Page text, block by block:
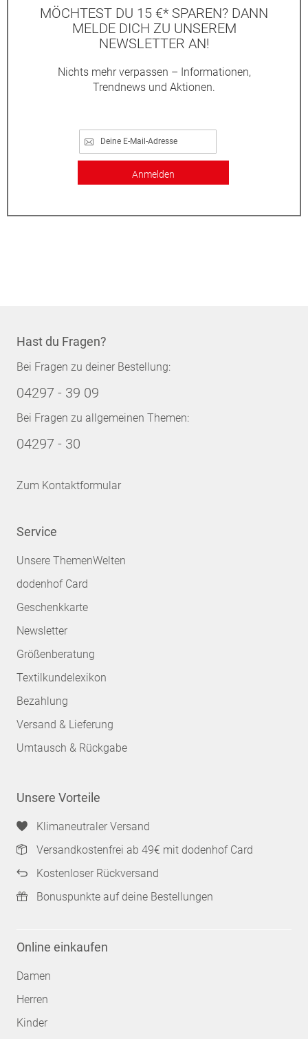
MÖCHTEST DU 15 €* SPAREN? DANN
MELDE DICH ZU UNSEREM
NEWSLETTER AN!
Nichts mehr verpassen – Informationen,
Trendnews und Aktionen.
Anmelden
Hast du Fragen?
Bei Fragen zu deiner Bestellung:
04297 - 39 09
Bei Fragen zu allgemeinen Themen:
04297 - 30
Zum Kontaktformular
Service
Unsere ThemenWelten
dodenhof Card
Geschenkkarte
Newsletter
Größenberatung
Textilkundelexikon
Bezahlung
Versand & Lieferung
Umtausch & Rückgabe
Unsere Vorteile
Klimaneutraler Versand
Versandkostenfrei ab 49€ mit dodenhof Card
Kostenloser Rückversand
Bonuspunkte auf deine Bestellungen
Online einkaufen
Damen
Herren
Kinder